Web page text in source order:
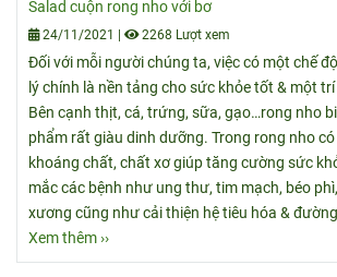
Salad cuộn rong nho với bơ
24/11/2021 | 2268 Lượt xem
Đối với mỗi người chúng ta, việc có một chế
lý chính là nền tảng cho sức khỏe tốt & một
Bên cạnh thịt, cá, trứng, sữa, gạo…rong nho
phẩm rất giàu dinh dưỡng. Trong rong nho
khoáng chất, chất xơ giúp tăng cường sức
mắc các bệnh như ung thư, tim mạch, béo
xương cũng như cải thiện hệ tiêu hóa &
Xem thêm ››